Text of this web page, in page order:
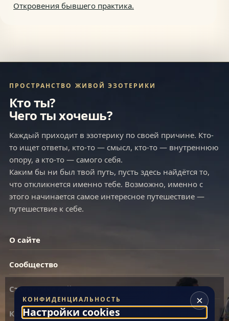
Откровения бывшего практика.
ПРОСТРАНСТВО ЖИВОЙ ЭЗОТЕРИКИ
Кто ты?
Чего ты хочешь?
Каждый приходит в эзотерику по своей причине. Кто-
то ищет ответы, кто-то — смысл, кто-то — внутреннюю
опору, а кто-то — самого себя.
Каким бы ни был твой путь, пусть здесь найдётся то,
что откликнется именно тебе. Возможно, именно с
этого начинается самое интересное путешествие —
путешествие к себе.
О сайте
Сообщество
Статистика сайта
Контакты
×
КОНФИДЕНЦИАЛЬНОСТЬ
Настройки cookies